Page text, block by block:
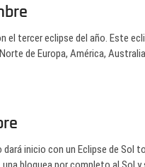
el tercer eclipse del año. Este
de Europa, América,
dará inicio con un Eclipse de Sol